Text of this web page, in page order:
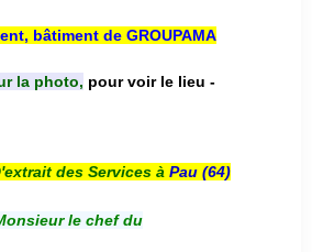
bâtiment de GROUPAMA
la photo, pour voir le lieu -
xtrait des Services à Pau (64)
le chef du